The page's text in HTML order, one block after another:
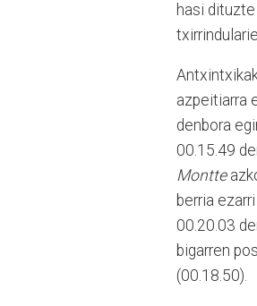
hasi
azpeitiarra
denbora
00.15.49
Montte
berria
00.20.03
bigarren
(00.18.50).